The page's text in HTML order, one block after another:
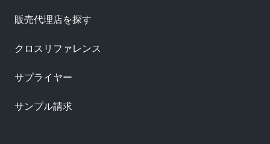
販売代理店を探す
クロスリファレンス
サプライヤー
サンプル請求